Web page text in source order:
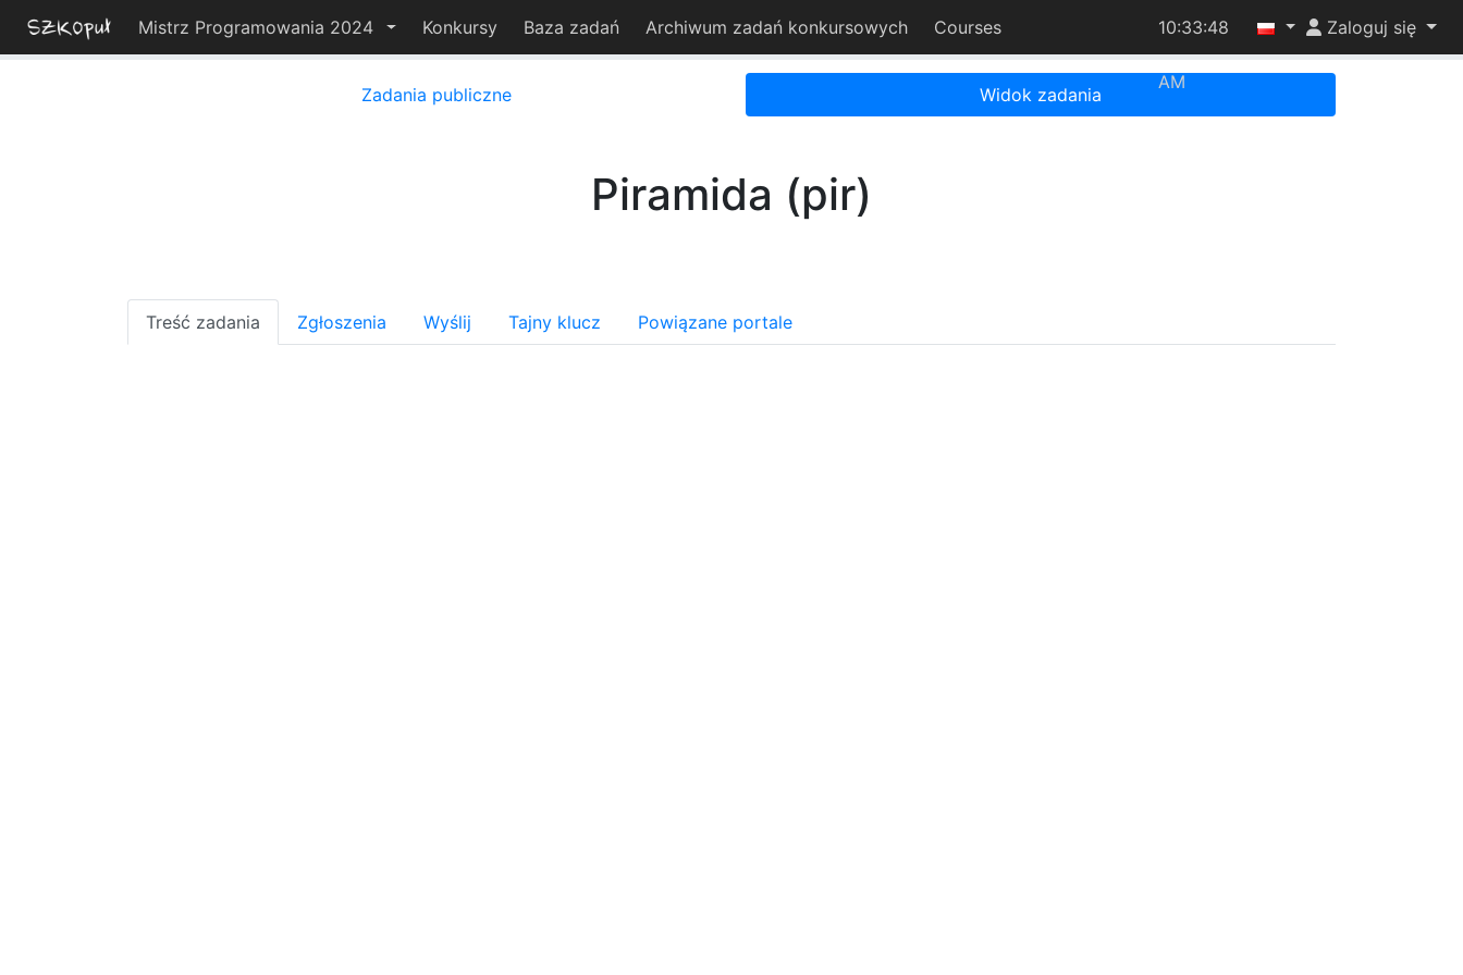
Mistrz Programowania 2024 Konkursy Baza zadań Archiwum zadań konkursowych Courses 10:33:48
AM
Zaloguj się
Zadania publiczne Widok zadania
Piramida (pir)
Treść zadania Zgłoszenia Wyślij Tajny klucz Powiązane portale